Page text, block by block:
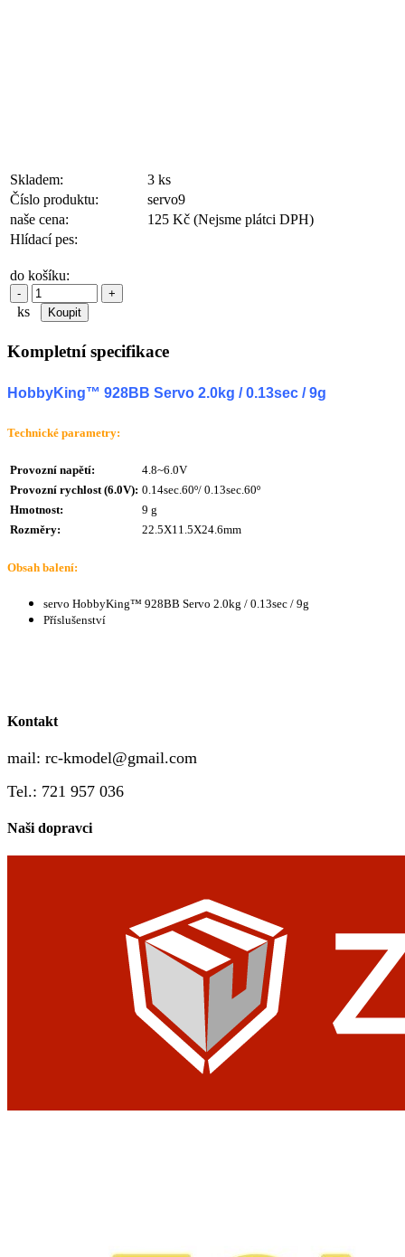
Skladem:
3 ks
Číslo produktu:
servo9
naše cena:
125 Kč (Nejsme plátci DPH)
Hlídací pes:
do košíku:
- +
ks
Kompletní specifikace
HobbyKing™ 928BB Servo 2.0kg / 0.13sec / 9g
Technické parametry:
Provozní napětí:
4.8~6.0V
Provozní rychlost (6.0V): 0.14sec.60º/ 0.13sec.60º
Hmotnost:
9 g
Rozměry:
22.5X11.5X24.6mm
Obsah balení:
servo HobbyKing™ 928BB Servo 2.0kg / 0.13sec / 9g
Příslušenství
Kontakt
mail: rc-kmodel@gmail.com
Tel.: 721 957 036
Naši dopravci